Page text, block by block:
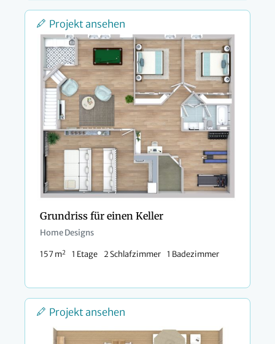
Projekt ansehen
Grundriss für einen Keller
Home Designs
157 m2 1 Etage 2 Schlafzimmer 1 Badezimmer
Projekt ansehen